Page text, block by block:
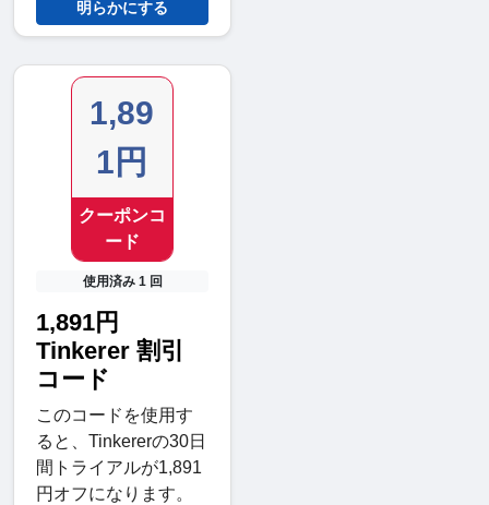
明らかにする
1,89
1円
クーポンコ
ード
使用済み 1 回
1,891円
Tinkerer 割引
コード
このコードを使用す
ると、Tinkererの30日
間トライアルが1,891
円オフになります。